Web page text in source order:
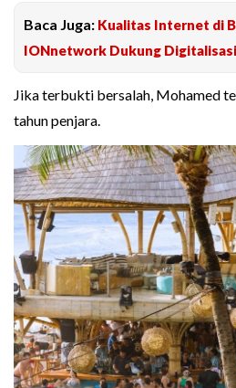
Baca Juga: Kualitas Internet di
IONnetwork Dukung
Jika terbukti bersalah, Mohamed
tahun penjara.